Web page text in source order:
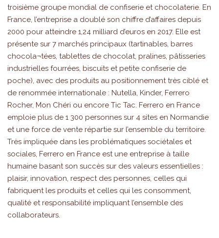
troisième groupe mondial de confiserie et chocolaterie. En
France, l’entreprise a doublé son chiffre d’affaires depuis
2000 pour atteindre 1,24 milliard d’euros en 2017. Elle est
présente sur 7 marchés principaux (tartinables, barres
chocola¬tées, tablettes de chocolat, pralines, pâtisseries
industrielles fourrées, biscuits et petite confiserie de
poche), avec des produits au positionnement très ciblé et
de renommée internationale : Nutella, Kinder, Ferrero
Rocher, Mon Chéri ou encore Tic Tac. Ferrero en France
emploie plus de 1 300 personnes sur 4 sites en Normandie
et une force de vente répartie sur l’ensemble du territoire.
Très impliquée dans les problématiques sociétales et
sociales, Ferrero en France est une entreprise à taille
humaine basant son succès sur des valeurs essentielles :
plaisir, innovation, respect des personnes, celles qui
fabriquent les produits et celles qui les consomment,
qualité et responsabilité impliquant l’ensemble des
collaborateurs.